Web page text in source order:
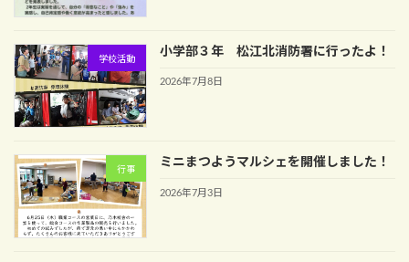
学校活動
小学部３年 松江北消防署に行ったよ！
2026年7月8日
行事
ミニまつようマルシェを開催しました！
2026年7月3日